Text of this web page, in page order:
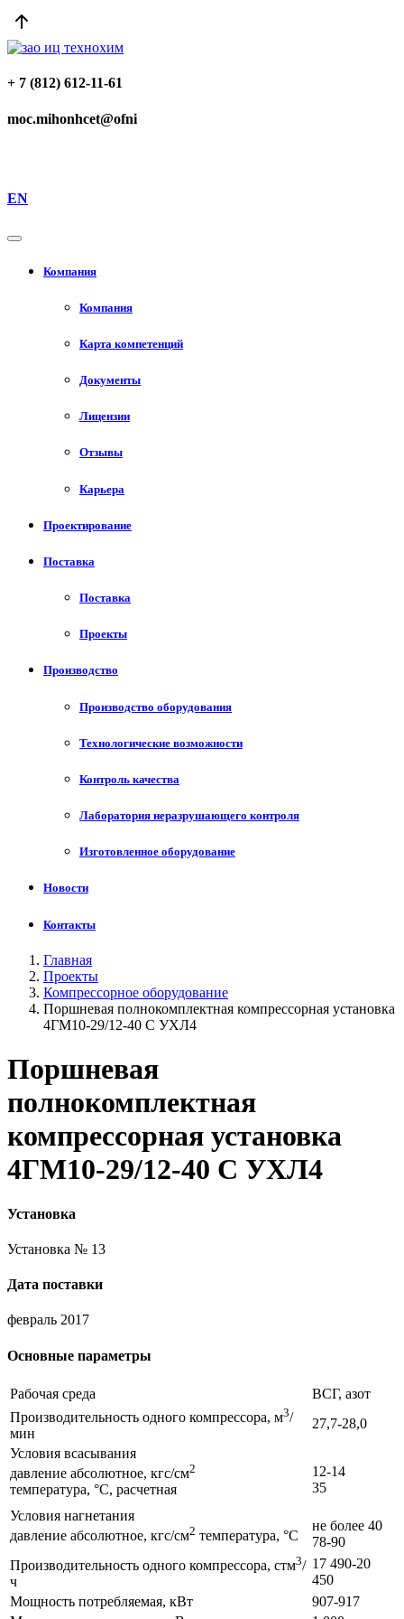
+ 7 (812) 612-11-61
moc.mihonhcet@ofni
EN
Компания
Компания
Карта компетенций
Документы
Лицензии
Отзывы
Карьера
Проектирование
Поставка
Поставка
Проекты
Производство
Производство оборудования
Технологические возможности
Контроль качества
Лаборатория неразрушающего контроля
Изготовленное оборудование
Новости
Контакты
Главная
Проекты
Компрессорное оборудование
Поршневая полнокомплектная компрессорная установка
4ГМ10-29/12-40 С УХЛ4
Поршневая
полнокомплектная
компрессорная установка
4ГМ10-29/12-40 С УХЛ4
Установка
Установка № 13
Дата поставки
февраль 2017
Основные параметры
Рабочая среда
ВСГ, азот
Производительность одного компрессора, м3/
мин
27,7-28,0
Условия всасывания
давление абсолютное, кгс/см2
температура, °С, расчетная
12-14
35
Условия нагнетания
давление абсолютное, кгс/см2 температура, °С
не более 40
78-90
Производительность одного компрессора, стм3/
ч
17 490-20
450
Мощность потребляемая, кВт
907-917